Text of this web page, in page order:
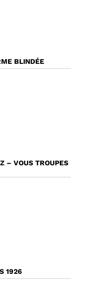
BLINDÉE
– VOUS TROUPES
1926